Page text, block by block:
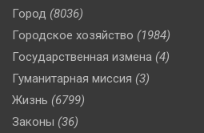
Город (8036)
Городское хозяйство (1984)
Государственная измена (4)
Гуманитарная миссия (3)
Жизнь (6799)
Законы (36)